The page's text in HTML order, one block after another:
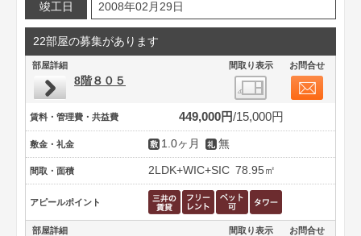
竣工日
2008年02月29日
22部屋の募集があります
部屋詳細 間取り表示 お問合せ
8階８０５
賃料・管理費・共益費 449,000円 15,000円
敷金・礼金 1.0ヶ月 無
間取・面積 2LDK+WIC+SIC 78.95㎡
アピールポイント
部屋詳細 間取り表示 お問合せ